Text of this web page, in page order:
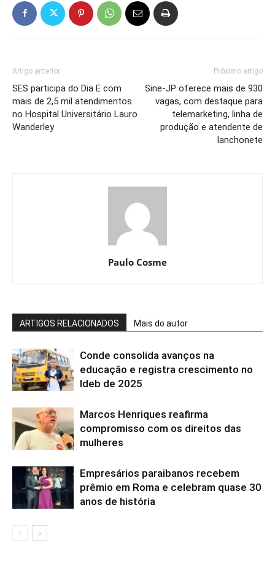
Artigo anterior
SES participa do Dia E com
mais de 2,5 mil atendimentos
no Hospital Universitário Lauro
Wanderley
Próximo artigo
Sine-JP oferece mais de 930
vagas, com destaque para
telemarketing, linha de
produção e atendente de
lanchonete
Paulo Cosme
ARTIGOS RELACIONADOS Mais do autor
Conde consolida avanços na
educação e registra crescimento no
Ideb de 2025
Marcos Henriques reafirma
compromisso com os direitos das
mulheres
Empresários paraibanos recebem
prêmio em Roma e celebram quase 30
anos de história